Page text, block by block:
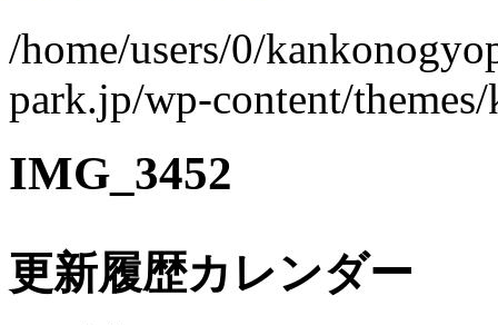
/home/users/0/
park.jp/wp-content/
IMG_3452
更新履歴カレンダー